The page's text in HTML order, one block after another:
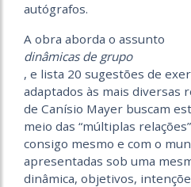
autógrafos.
A obra aborda o assunto
dinâmicas de grupo
, e lista 20 sugestões de
adaptados às mais diversas
de Canísio Mayer buscam
meio das “múltiplas
consigo mesmo e com o
apresentadas sob uma
dinâmica, objetivos,